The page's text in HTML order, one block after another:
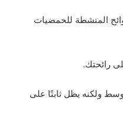
المنشطة للحمضيات
رائحتك.
​​ولكنه يظل ثابتًا على